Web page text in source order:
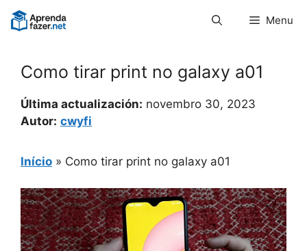
Pular
para
Menu
Como tirar print no galaxy a01
Última actualización: novembro 30, 2023
Autor: cwyfi
Início » Como tirar print no galaxy a01